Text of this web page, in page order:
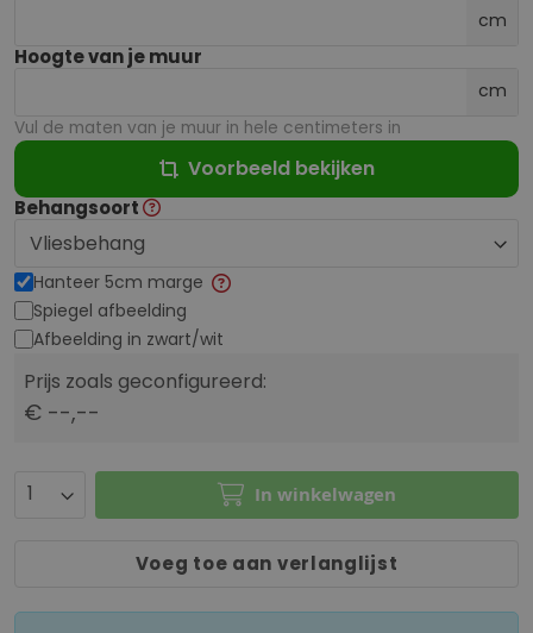
cm
Hoogte van je muur
cm
Vul de maten van je muur in hele centimeters in
Voorbeeld bekijken
Behangsoort
Hanteer 5cm marge
Spiegel afbeelding
Afbeelding in zwart/wit
Prijs zoals geconfigureerd:
€ --,--
In winkelwagen
Voeg toe aan verlanglijst